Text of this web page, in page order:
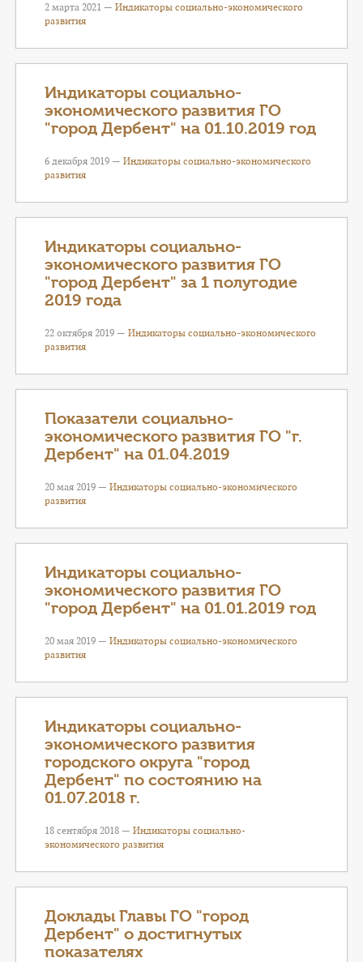
2 марта 2021 — Индикаторы социально-экономического
развития
Индикаторы социально-
экономического развития ГО
"город Дербент" на 01.10.2019 год
6 декабря 2019 — Индикаторы социально-экономического
развития
Индикаторы социально-
экономического развития ГО
"город Дербент" за 1 полугодие
2019 года
22 октября 2019 — Индикаторы социально-экономического
развития
Показатели социально-
экономического развития ГО "г.
Дербент" на 01.04.2019
20 мая 2019 — Индикаторы социально-экономического
развития
Индикаторы социально-
экономического развития ГО
"город Дербент" на 01.01.2019 год
20 мая 2019 — Индикаторы социально-экономического
развития
Индикаторы социально-
экономического развития
городского округа "город
Дербент" по состоянию на
01.07.2018 г.
18 сентября 2018 — Индикаторы социально-
экономического развития
Доклады Главы ГО "город
Дербент" о достигнутых
показателях